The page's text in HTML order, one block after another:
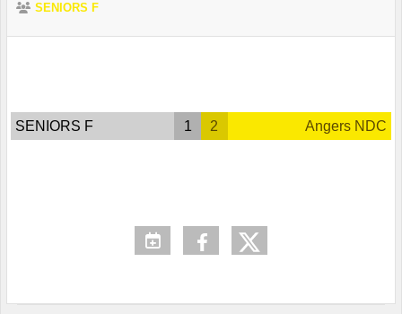
SENIORS F
SENIORS F 1 2 Angers NDC